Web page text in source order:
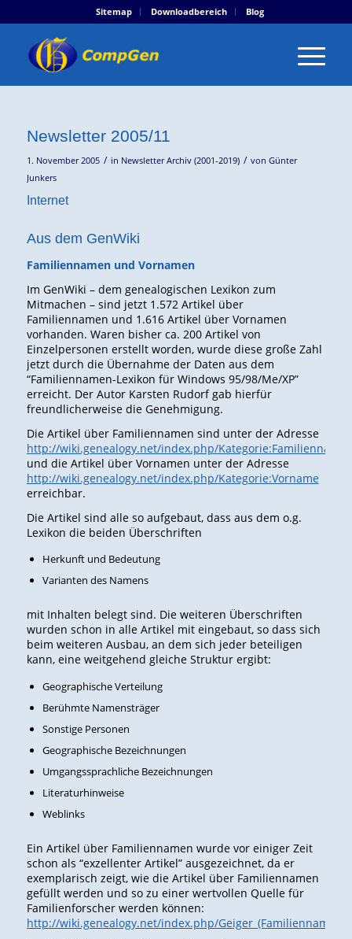
Sitemap Downloadbereich Blog
Newsletter 2005/11
1. November 2005 / in Newsletter Archiv (2001-2019) / von Günter
Junkers
Internet
Aus dem GenWiki
Familiennamen und Vornamen
Im GenWiki – dem genealogischen Lexikon zum
Mitmachen – sind jetzt 1.572 Artikel über
Familiennamen und 1.616 Artikel über Vornamen
vorhanden. Waren bisher ca. 200 Artikel von
Einzelpersonen erstellt worden, wurde diese große Zahl
jetzt durch die Übernahme der Daten aus dem
“Familiennamen-Lexikon für Windows 95/98/Me/XP”
erreicht. Der Autor Karsten Rudorf gab hierfür
freundlicherweise die Genehmigung.
Die Artikel über Familiennamen sind unter der Adresse
http://wiki.genealogy.net/index.php/Kategorie:Familienname
und die Artikel über Vornamen unter der Adresse
http://wiki.genealogy.net/index.php/Kategorie:Vorname
erreichbar.
Die Artikel sind alle so aufgebaut, dass aus dem o.g.
Lexikon die beiden Überschriften
Herkunft und Bedeutung
Varianten des Namens
mit Inhalten belegt sind. Die weiteren Überschriften
wurden schon in alle Artikel mit eingebaut, so dass sich
beim weiteren Ausbau, an dem sich jeder beteiligen
kann, eine weitgehend gleiche Struktur ergibt:
Geographische Verteilung
Berühmte Namensträger
Sonstige Personen
Geographische Bezeichnungen
Umgangssprachliche Bezeichnungen
Literaturhinweise
Weblinks
Ein Artikel über Familiennamen wurde vor einiger Zeit
schon als “exzellenter Artikel” ausgezeichnet, da er
exemplarisch zeigt, wie die Artikel über Familiennamen
gefüllt werden und so zu einer wertvollen Quelle für
Familienforscher werden können:
http://wiki.genealogy.net/index.php/Geiger_(Familienname)